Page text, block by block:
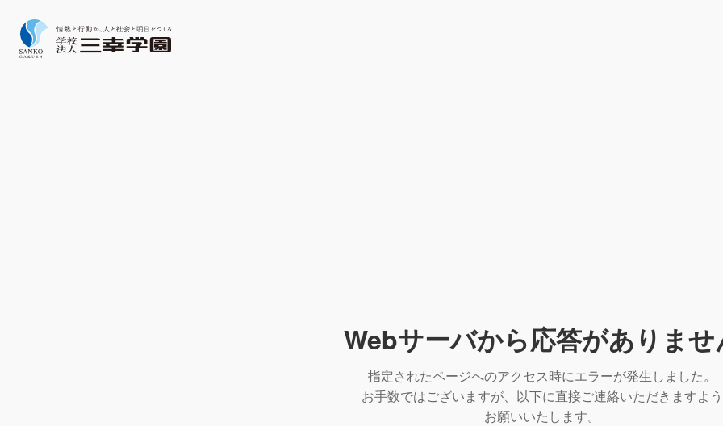
Webサーバから応答がありませ
指定されたページへのアクセス時にエラーが発生しました。
お手数ではございますが、以下に直接ご連絡いただきますよう
お願いいたします。